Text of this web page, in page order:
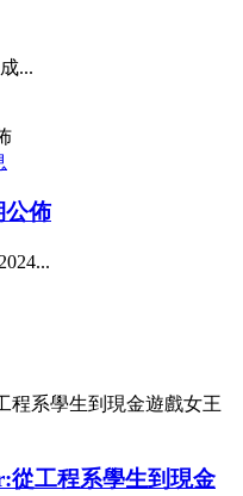
...
公佈
從工程系學生到現金